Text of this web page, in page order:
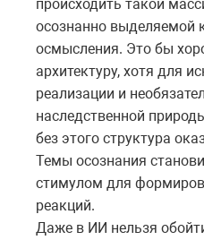
происходить такой
осознанно выделяемой
осмысления. Это бы
архитектуру, хотя для
реализации и
наследственной
без этого структура
Темы осознания
стимулом для
реакций.
Даже в ИИ нельзя